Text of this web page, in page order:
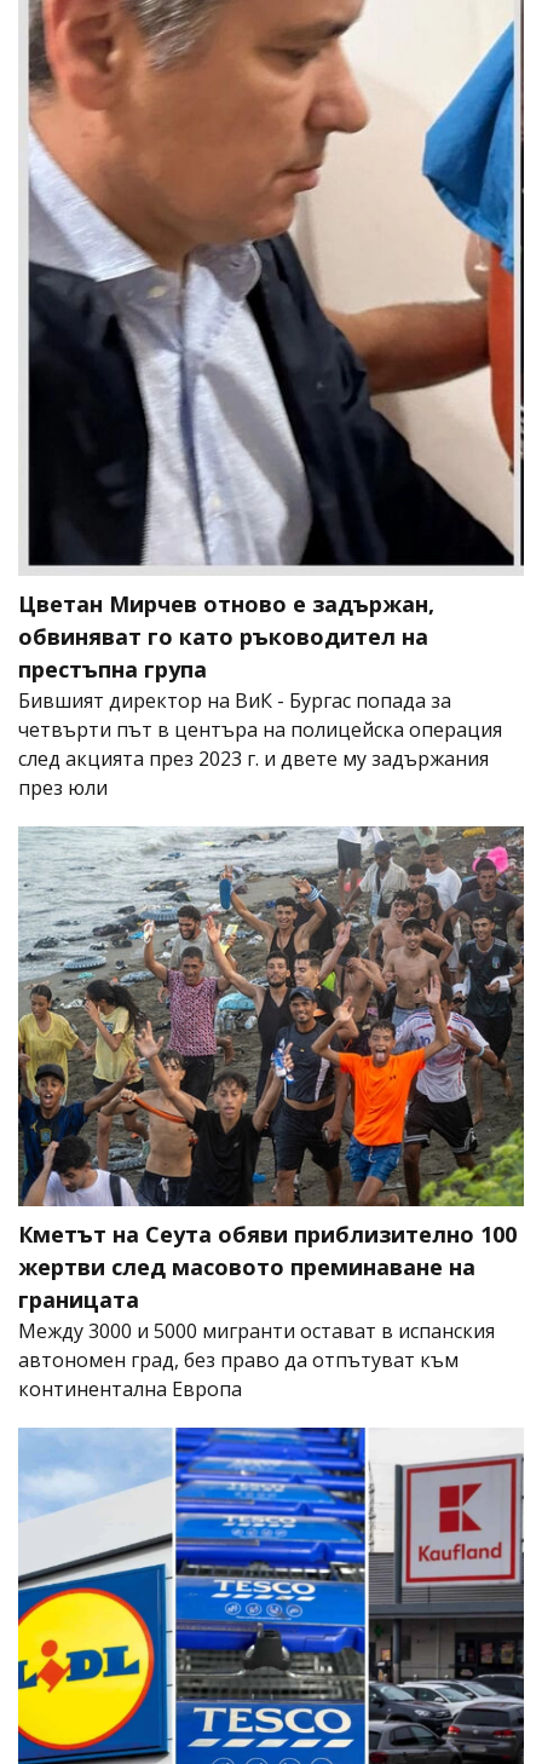
Цветан Мирчев отново е задържан,
обвиняват го като ръководител на
престъпна група
Бившият директор на ВиК - Бургас попада за
четвърти път в центъра на полицейска операция
след акцията през 2023 г. и двете му задържания
през юли
Кметът на Сеута обяви приблизително 100
жертви след масовото преминаване на
границата
Между 3000 и 5000 мигранти остават в испанския
автономен град, без право да отпътуват към
континентална Европа